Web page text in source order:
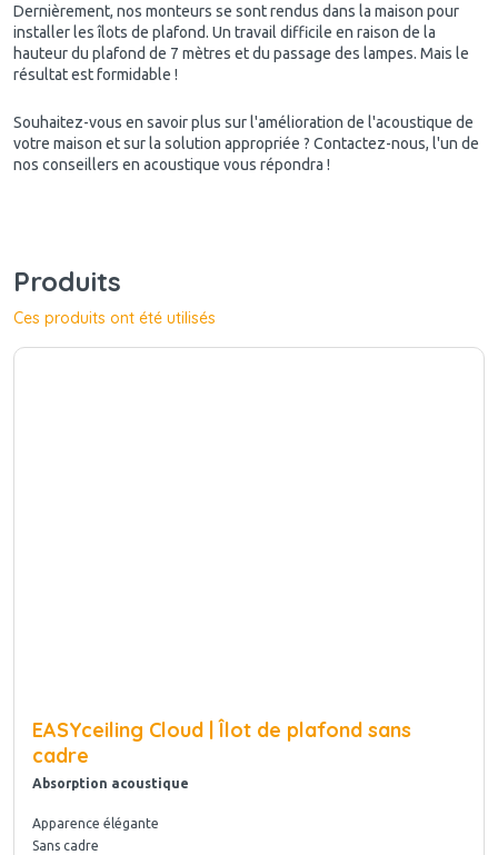
Dernièrement, nos monteurs se sont rendus dans la maison pour
installer les îlots de plafond. Un travail difficile en raison de la
hauteur du plafond de 7 mètres et du passage des lampes. Mais le
résultat est formidable !
Souhaitez-vous en savoir plus sur l'amélioration de l'acoustique de
votre maison et sur la solution appropriée ? Contactez-nous, l'un de
nos conseillers en acoustique vous répondra !
Produits
Ces produits ont été utilisés
EASYceiling Cloud | Îlot de plafond sans
cadre
Absorption acoustique
Apparence élégante
Sans cadre